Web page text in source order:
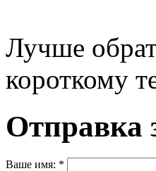
Лучше
короткому
Отправка
Ваше имя: *